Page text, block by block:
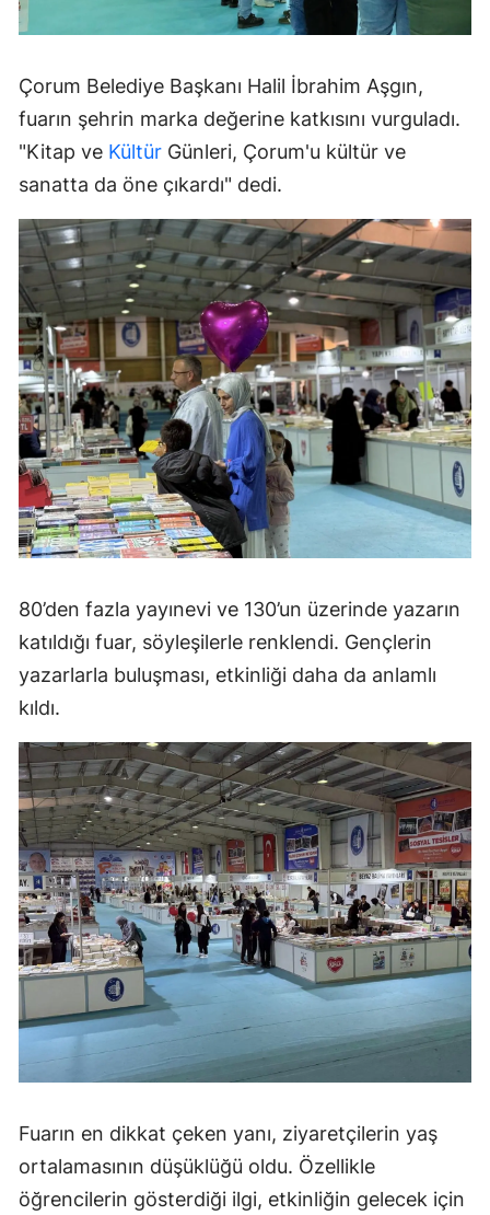
Çorum Belediye Başkanı Halil İbrahim Aşgın,
fuarın şehrin marka değerine katkısını vurguladı.
"Kitap ve Kültür Günleri, Çorum'u kültür ve
sanatta da öne çıkardı" dedi.
80’den fazla yayınevi ve 130’un üzerinde yazarın
katıldığı fuar, söyleşilerle renklendi. Gençlerin
yazarlarla buluşması, etkinliği daha da anlamlı
kıldı.
Fuarın en dikkat çeken yanı, ziyaretçilerin yaş
ortalamasının düşüklüğü oldu. Özellikle
öğrencilerin gösterdiği ilgi, etkinliğin gelecek için